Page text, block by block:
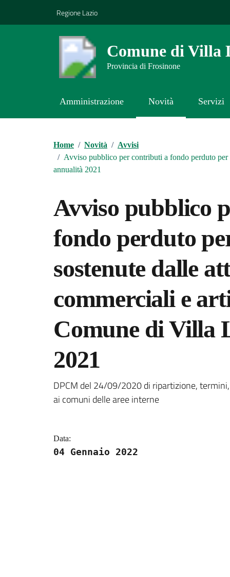
Regione Lazio
Comune di Villa
Provincia di Frosinone
Amministrazione Novità Servizi
Home / Novità / Avvisi
/ Avviso pubblico per contributi a fondo perduto
annualità 2021
Avviso pubblico
fondo perduto
sostenute dalle
commerciali e
Comune di Villa
2021
Dettagli della
DPCM del 24/09/2020 di ripartizione,
ai comuni delle aree interne
Data:
04 Gennaio 2022